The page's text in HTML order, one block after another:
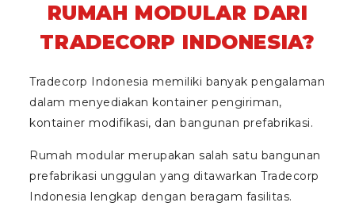
RUMAH MODULAR DARI
TRADECORP INDONESIA?
Tradecorp Indonesia memiliki banyak pengalaman
dalam menyediakan kontainer pengiriman,
kontainer modifikasi, dan bangunan prefabrikasi.
Rumah modular merupakan salah satu bangunan
prefabrikasi unggulan yang ditawarkan Tradecorp
Indonesia lengkap dengan beragam fasilitas.